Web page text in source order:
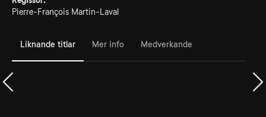
Pierre-François Martin-Laval
Liknande titlar Mer info Medverkande